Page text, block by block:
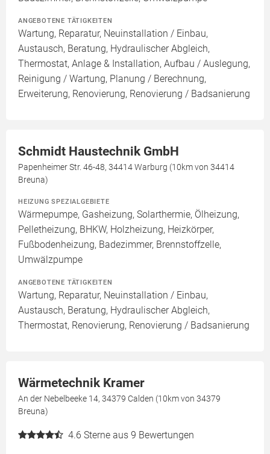
ANGEBOTENE TÄTIGKEITEN
Wartung, Reparatur, Neuinstallation / Einbau,
Austausch, Beratung, Hydraulischer Abgleich,
Thermostat, Anlage & Installation, Aufbau / Auslegung,
Reinigung / Wartung, Planung / Berechnung,
Erweiterung, Renovierung, Renovierung / Badsanierung
Schmidt Haustechnik GmbH
Papenheimer Str. 46-48, 34414 Warburg (10km von 34414
Breuna)
HEIZUNG SPEZIALGEBIETE
Wärmepumpe, Gasheizung, Solarthermie, Ölheizung,
Pelletheizung, BHKW, Holzheizung, Heizkörper,
Fußbodenheizung, Badezimmer, Brennstoffzelle,
Umwälzpumpe
ANGEBOTENE TÄTIGKEITEN
Wartung, Reparatur, Neuinstallation / Einbau,
Austausch, Beratung, Hydraulischer Abgleich,
Thermostat, Renovierung, Renovierung / Badsanierung
Wärmetechnik Kramer
An der Nebelbeeke 14, 34379 Calden (10km von 34379
Breuna)
4.6 Sterne aus 9 Bewertungen